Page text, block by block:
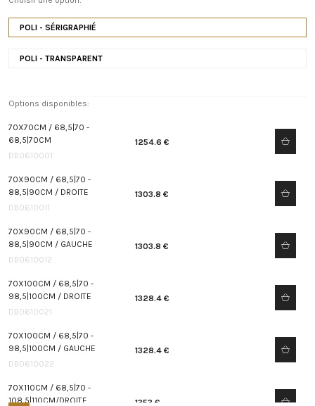
POLI - SÉRIGRAPHIÉ
POLI - TRANSPARENT
Options disponibles:
70X70CM / 68,5|70 -
68,5|70CM
DB0610001
1254.6 €
70X90CM / 68,5|70 -
88,5|90CM / DROITE
DB0610011
1303.8 €
70X90CM / 68,5|70 -
88,5|90CM / GAUCHE
DB0610012
1303.8 €
70X100CM / 68,5|70 -
98,5|100CM / DROITE
DB0610021
1328.4 €
70X100CM / 68,5|70 -
98,5|100CM / GAUCHE
DB0610022
1328.4 €
70X110CM / 68,5|70 -
108,5|110CM/DROITE
1353 €